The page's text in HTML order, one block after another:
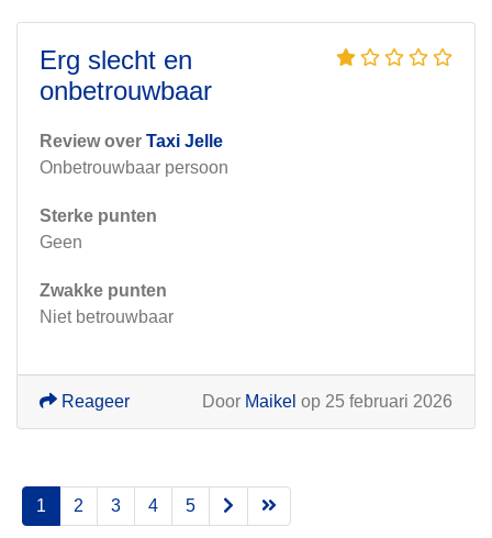
Erg slecht en
onbetrouwbaar
Review over Taxi Jelle
Onbetrouwbaar persoon
Sterke punten
Geen
Zwakke punten
Niet betrouwbaar
Door Maikel op 25 februari 2026
Reageer
1 2 3 4 5